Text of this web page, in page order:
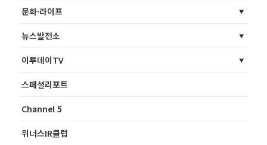
문화·라이프
뉴스발전소
이투데이TV
스페셜리포트
Channel 5
위너스IR클럽